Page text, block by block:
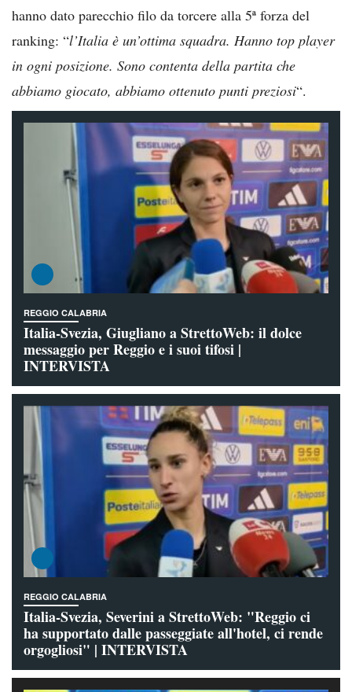
hanno dato parecchio filo da torcere alla 5ª forza del
ranking: “l’Italia è un’ottima squadra. Hanno top player
in ogni posizione. Sono contenta della partita che
abbiamo giocato, abbiamo ottenuto punti preziosi“.
REGGIO CALABRIA
Italia-Svezia, Giugliano a StrettoWeb: il dolce
messaggio per Reggio e i suoi tifosi |
INTERVISTA
REGGIO CALABRIA
Italia-Svezia, Severini a StrettoWeb: "Reggio ci
ha supportato dalle passeggiate all'hotel, ci rende
orgogliosi" | INTERVISTA